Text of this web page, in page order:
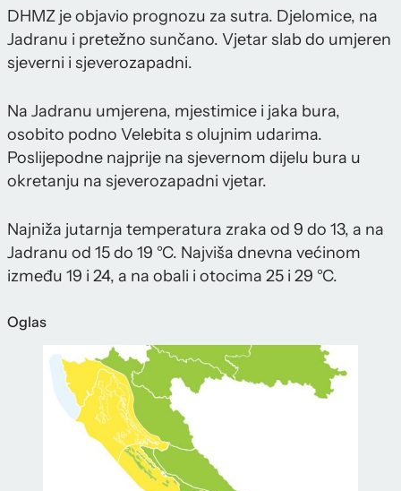
DHMZ je objavio prognozu za sutra. Djelomice, na
Jadranu i pretežno sunčano. Vjetar slab do umjeren
sjeverni i sjeverozapadni.
Na Jadranu umjerena, mjestimice i jaka bura,
osobito podno Velebita s olujnim udarima.
Poslijepodne najprije na sjevernom dijelu bura u
okretanju na sjeverozapadni vjetar.
Najniža jutarnja temperatura zraka od 9 do 13, a na
Jadranu od 15 do 19 °C. Najviša dnevna većinom
između 19 i 24, a na obali i otocima 25 i 29 °C.
Oglas